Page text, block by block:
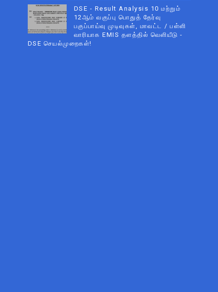
DSE - Result Analysis 10 மற்றும்
12ஆம் வகுப்பு பொதுத் தேர்வு
பகுப்பாய்வு முடிவுகள், மாவட்ட / பள்ளி
வாரியாக EMIS தளத்தில் வெளியீடு -
DSE செயல்முறைகள்!